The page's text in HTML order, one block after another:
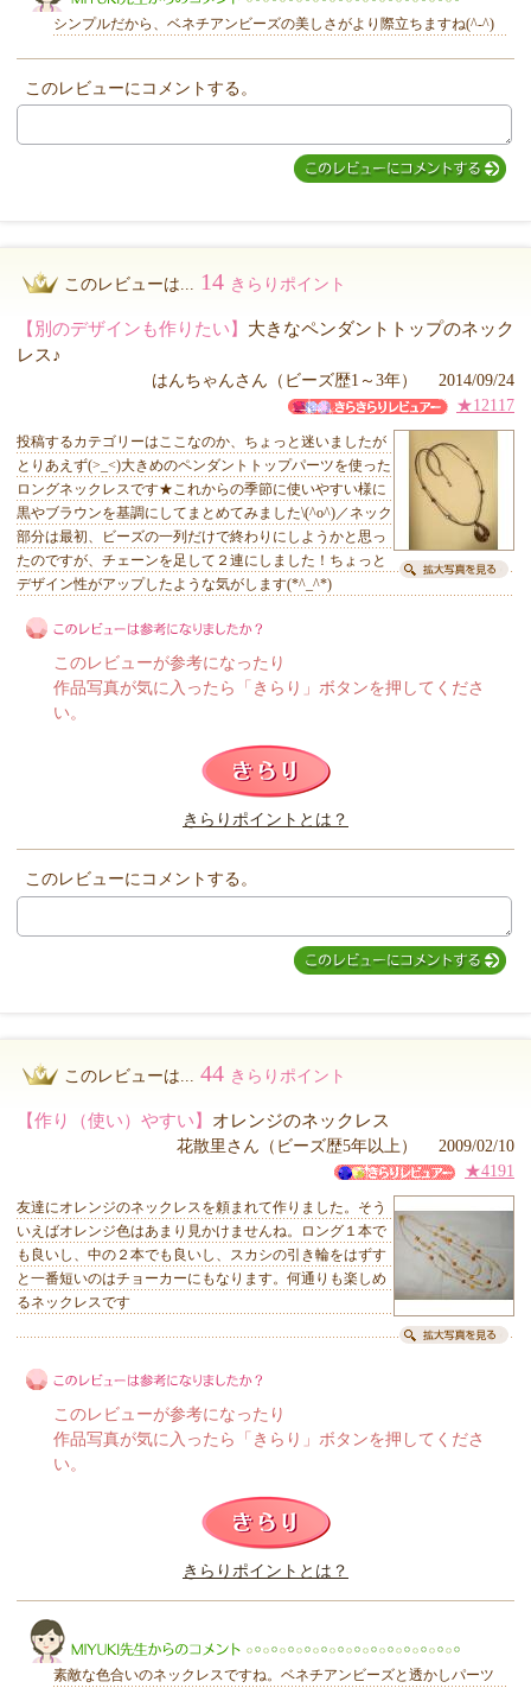
MIYUKI先生からのコメント
シンプルだから、ベネチアンビーズの美しさがより際立ちますね(^-^)
このレビューにコメントする。
このレビューは... 14 きらりポイント
【別のデザインも作りたい】 大きなペンダントトップのネック
レス♪
はんちゃんさん（ビーズ歴1～3年） 2014/09/24
★12117
投稿するカテゴリーはここなのか、ちょっと迷いましたが
とりあえず(>_<)大きめのペンダントトップパーツを使った
ロングネックレスです★これからの季節に使いやすい様に
黒やブラウンを基調にしてまとめてみました\(^o^)／ネック
部分は最初、ビーズの一列だけで終わりにしようかと思っ
たのですが、チェーンを足して２連にしました！ちょっと
デザイン性がアップしたような気がします(*^_^*)
このレビューは参考になりましたか？
このレビューが参考になったり
作品写真が気に入ったら「きらり」ボタンを押してくださ
い。
きらりポイントとは？
このレビューにコメントする。
このレビューは... 44 きらりポイント
【作り（使い）やすい】 オレンジのネックレス
花散里さん（ビーズ歴5年以上） 2009/02/10
★4191
友達にオレンジのネックレスを頼まれて作りました。そう
いえばオレンジ色はあまり見かけませんね。ロング１本で
も良いし、中の２本でも良いし、スカシの引き輪をはずす
と一番短いのはチョーカーにもなります。何通りも楽しめ
るネックレスです
このレビューは参考になりましたか？
このレビューが参考になったり
作品写真が気に入ったら「きらり」ボタンを押してくださ
い。
きらりポイントとは？
素敵な色合いのネックレスですね。ベネチアンビーズと透かしパーツ